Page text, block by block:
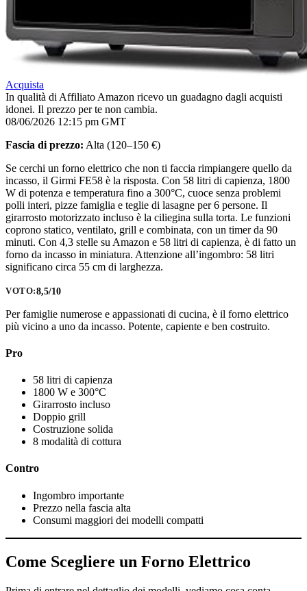
Acquista
In qualità di Affiliato Amazon ricevo un guadagno dagli acquisti
idonei. Il prezzo per te non cambia.
08/06/2026 12:15 pm GMT
Fascia di prezzo: Alta (120–150 €)
Se cerchi un forno elettrico che non ti faccia rimpiangere quello da
incasso, il Girmi FE58 è la risposta. Con 58 litri di capienza, 1800
W di potenza e temperatura fino a 300°C, cuoce senza problemi
polli interi, pizze famiglia e teglie di lasagne per 6 persone. Il
girarrosto motorizzato incluso è la ciliegina sulla torta. Le funzioni
coprono statico, ventilato, grill e combinata, con un timer da 90
minuti. Con 4,3 stelle su Amazon e 58 litri di capienza, è di fatto un
forno da incasso in miniatura. Attenzione all’ingombro: 58 litri
significano circa 55 cm di larghezza.
VOTO:8,5/10
Per famiglie numerose e appassionati di cucina, è il forno elettrico
più vicino a uno da incasso. Potente, capiente e ben costruito.
Pro
58 litri di capienza
1800 W e 300°C
Girarrosto incluso
Doppio grill
Costruzione solida
8 modalità di cottura
Contro
Ingombro importante
Prezzo nella fascia alta
Consumi maggiori dei modelli compatti
Come Scegliere un Forno Elettrico